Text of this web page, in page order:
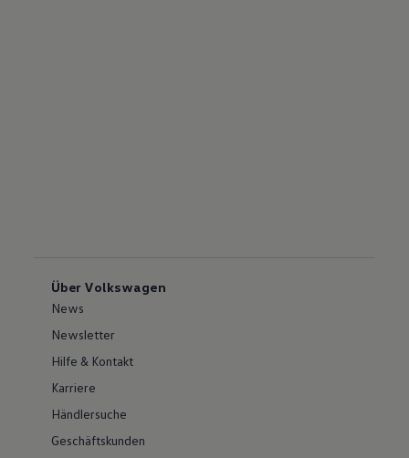
Über Volkswagen
News
Newsletter
Hilfe & Kontakt
Karriere
Händlersuche
Geschäftskunden